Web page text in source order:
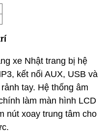
xe Nhật trang bị hệ
kết nối AUX, USB và
tay. Hệ thống âm
làm màn hình LCD
nút xoay trung tâm cho